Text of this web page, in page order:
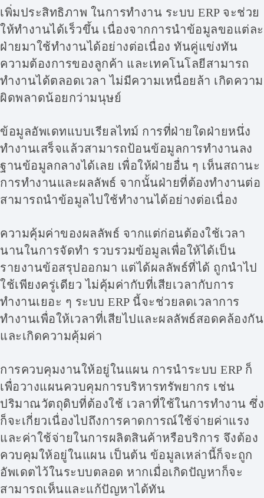
เพิ่มประสิทธิภาพ ในการทำงาน ระบบ ERP จะช่วย
ให้ทำงานได้เร็วขึ้น เนื่องจากการนำข้อมูลขอแต่ละ
ฝ่ายมาใช้ทำงานได้อย่างต่อเนื่อง ทันคู่แข่งทัน
ความต้องการของลูกค้า และเทคโนโลยีสามารถ
ทำงานได้ตลอดเวลา ไม่มีความเหนื่อยล้า เกิดความ
ผิดพลาดน้อยกว่ามนุษย์
ข้อมูลอัพเดทแบบเรียลไทม์ การที่ฝ่ายใดฝ่ายหนึ่ง
ทำงานเสร็จแล้วสามารถป้อนข้อมูลการทำงานลง
ฐานข้อมูลกลางได้เลย เพื่อให้ฝ่ายอื่น ๆ เห็นสถานะ
การทำงานและผลลัพธ์ จากนั้นฝ่ายที่ต้องทำงานต่อ
สามารถนำข้อมูลไปใช้ทำงานได้อย่างต่อเนื่อง
ความคุ้มค่าของผลลัพธ์ จากแต่ก่อนต้องใช้เวลา
นานในการจัดทำ รวบรวมข้อมูลเพื่อให้ได้เป็น
รายงานข้อสรุปออกมา แต่ได้ผลลัพธ์ที่ได้ ถูกนำไป
ใช้เพียงครู่เดียว ไม่คุ้มค่ากับที่เสียเวลากับการ
ทำงานเยอะ ๆ ระบบ ERP นี้จะช่วยลดเวลาการ
ทำงานเพื่อให้เวลาที่เสียไปและผลลัพธ์สอดคล้องกัน
และเกิดความคุ้มค่า
การควบคุมงานให้อยู่ในแผน การนำระบบ ERP ก็
เพื่อวางแผนควบคุมการบริหารทรัพยากร เช่น
ปริมาณวัตถุดิบที่ต้องใช้ เวลาที่ใช้ในการทำงาน ซึ่ง
ก็จะเกี่ยวเนื่องไปถึงการคาดการณ์ใช้จ่ายค่าแรง
และค่าใช้จ่ายในการผลิตสินค้าหรือบริการ จึงต้อง
ควบคุมให้อยู่ในแผน เป็นต้น ข้อมูลเหล่านี้ก็จะถูก
อัพเดตไว้ในระบบตลอด หากเมื่อเกิดปัญหาก็จะ
สามารถเห็นและแก้ปัญหาได้ทัน